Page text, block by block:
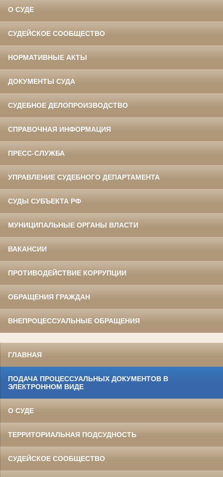
О СУДЕ
СУДЕЙСКОЕ СООБЩЕСТВО
НОРМАТИВНЫЕ АКТЫ
ДОКУМЕНТЫ СУДА
СУДЕБНОЕ ДЕЛОПРОИЗВОДСТВО
СПРАВОЧНАЯ ИНФОРМАЦИЯ
ПРЕСС-СЛУЖБА
УПРАВЛЕНИЕ СУДЕБНОГО ДЕПАРТАМЕНТА
СУДЫ СУБЪЕКТА РФ
МУНИЦИПАЛЬНЫЕ ОРГАНЫ ВЛАСТИ
ВАКАНСИИ
ПРОТИВОДЕЙСТВИЕ КОРРУПЦИИ
ОБРАЩЕНИЯ ГРАЖДАН
ВНЕПРОЦЕССУАЛЬНЫЕ ОБРАЩЕНИЯ
ГЛАВНАЯ
ПОДАЧА ПРОЦЕССУАЛЬНЫХ ДОКУМЕНТОВ В
ЭЛЕКТРОННОМ ВИДЕ
О СУДЕ
ТЕРРИТОРИАЛЬНАЯ ПОДСУДНОСТЬ
СУДЕЙСКОЕ СООБЩЕСТВО